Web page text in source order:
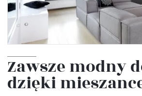
Zawsze modny
dzięki